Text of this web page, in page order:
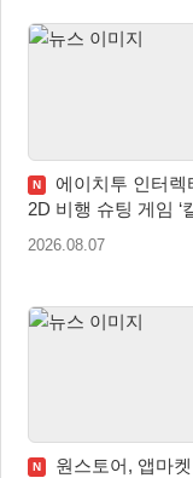
N
에이치투 인터렉
2D 비행 슈팅 게임 ‘
리우스2/다크 엘레멘
2026.08.07
N
원스토어, 앱마